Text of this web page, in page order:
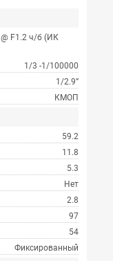
@ F1.2 ч/б (ИК
1/3 -1/100000
1/2.9”
КМОП
59.2
11.8
5.3
Нет
2.8
97
54
Фиксированный